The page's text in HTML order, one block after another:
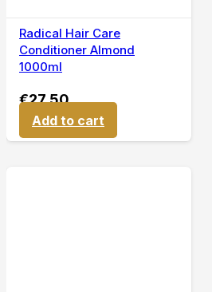
Radical Hair Care
Conditioner Almond
1000ml
€27,50
Add to cart